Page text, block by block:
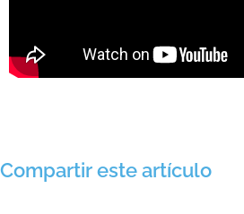
Compartir este artículo